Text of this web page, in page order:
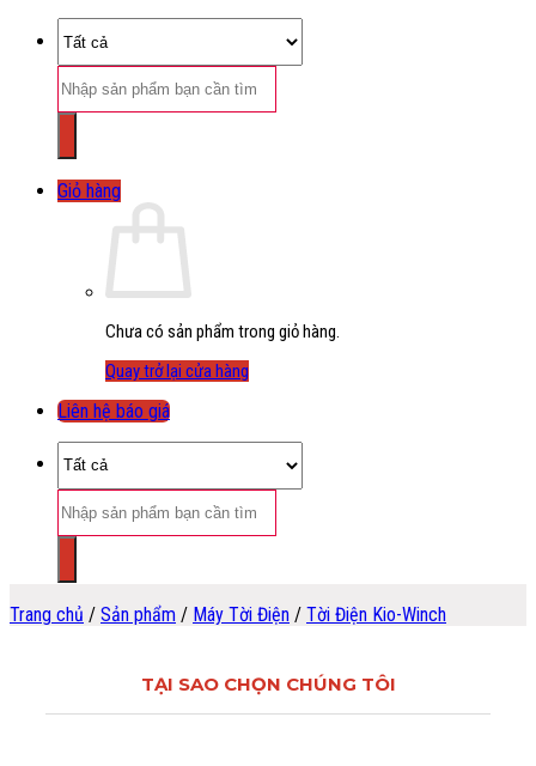
kiếm:
Giỏ hàng
Chưa có sản phẩm trong giỏ hàng.
Quay trở lại cửa hàng
Liên hệ báo giá
kiếm:
Trang chủ / Sản phẩm / Máy Tời Điện / Tời Điện Kio-Winch
TẠI SAO CHỌN CHÚNG TÔI